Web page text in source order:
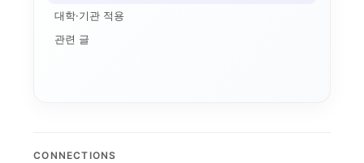
대학·기관 적용
관련 글
CONNECTIONS
연구용 AI 워크스테이...
CUDA